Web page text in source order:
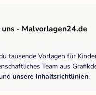
uns - Malvorlagen24.de
tausende Vorlagen für
Team aus
und unsere Inhaltsrichtlinien.